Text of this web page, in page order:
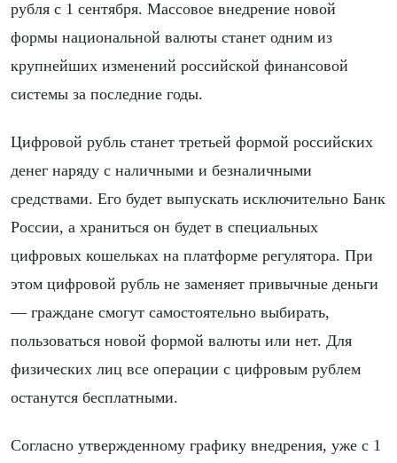
рубля с 1 сентября. Массовое внедрение новой
формы национальной валюты станет одним из
крупнейших изменений российской финансовой
системы за последние годы.
Цифровой рубль станет третьей формой российских
денег наряду с наличными и безналичными
средствами. Его будет выпускать исключительно Банк
России, а храниться он будет в специальных
цифровых кошельках на платформе регулятора. При
этом цифровой рубль не заменяет привычные деньги
— граждане смогут самостоятельно выбирать,
пользоваться новой формой валюты или нет. Для
физических лиц все операции с цифровым рублем
останутся бесплатными.
Согласно утвержденному графику внедрения, уже с 1